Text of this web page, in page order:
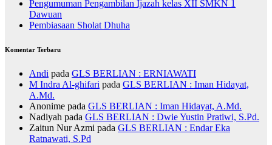
Pengumuman Pengambilan Ijazah kelas XII SMKN 1
Dawuan
Pembiasaan Sholat Dhuha
Komentar Terbaru
Andi pada GLS BERLIAN : ERNIAWATI
M Indra Al-ghifari pada GLS BERLIAN : Iman Hidayat,
A.Md.
Anonime pada GLS BERLIAN : Iman Hidayat, A.Md.
Nadiyah pada GLS BERLIAN : Dwie Yustin Pratiwi, S.Pd.
Zaitun Nur Azmi pada GLS BERLIAN : Endar Eka
Ratnawati, S.Pd